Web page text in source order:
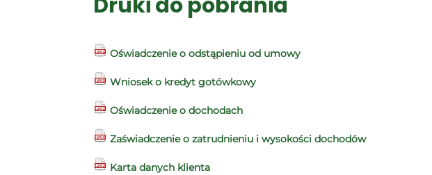
Oświadczenie o odstąpieniu od umowy
Wniosek o kredyt gotówkowy
Oświadczenie o dochodach
Zaświadczenie o zatrudnieniu i wysokości dochodów
Karta danych klienta